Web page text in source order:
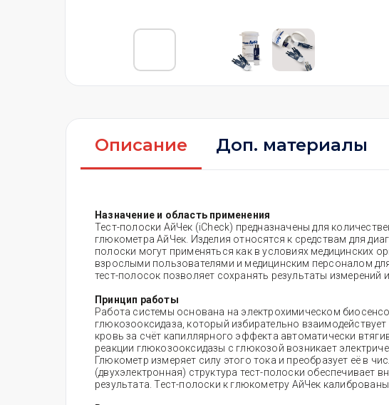
Описание Доп. материалы
Назначение и область применения
Тест-полоски АйЧек (iCheck) предназначены для
глюкометра АйЧек. Изделия относятся к средствам для
полоски могут применяться как в условиях медицинских
взрослыми пользователями и медицинским персоналом
тест-полосок позволяет сохранять результаты измерений
Принцип работы
Работа системы основана на электрохимическом
глюкозооксидаза, который избирательно
кровь за счёт капиллярного эффекта автоматически
реакции глюкозооксидазы с глюкозой возникает
Глюкометр измеряет силу этого тока и преобразует её в
(двухэлектронная) структура тест-полоски обеспечивает
результата. Тест-полоски к глюкометру АйЧек